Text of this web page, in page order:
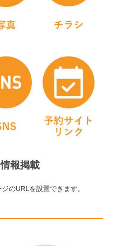
報掲載
のURLを設置できます。